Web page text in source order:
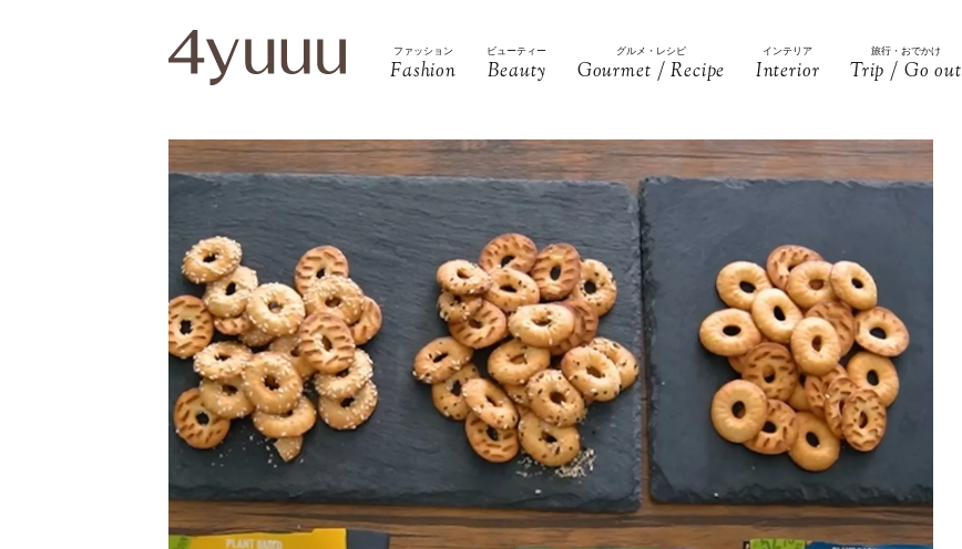
ファッション
Fashion
ビューティー
Beauty
グルメ・レシピ
Gourmet / Recipe
インテリア
Interior
旅行・おでかけ
Trip / Go out